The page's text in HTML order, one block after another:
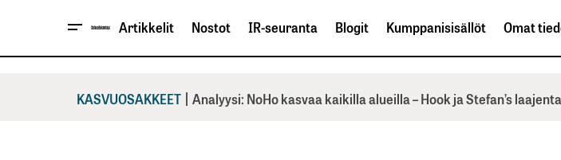
Artikkelit Nostot IR-seuranta Blogit Kumppanisisällöt Omat
KASVUOSAKKEET | Analyysi: NoHo kasvaa kaikilla alueilla – Hook ja Stefan’s